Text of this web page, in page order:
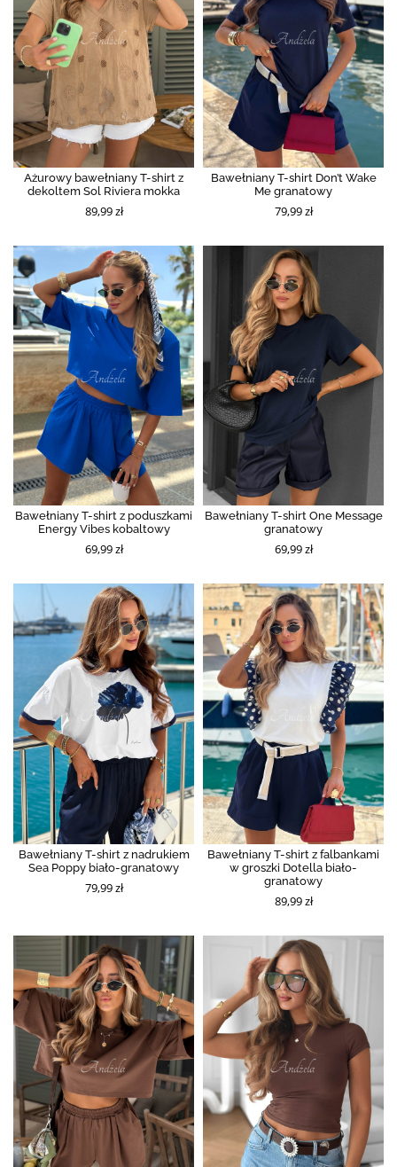
Ażurowy bawełniany T-shirt z
dekoltem Sol Riviera mokka
89,99 zł
Bawełniany T-shirt Don’t Wake
Me granatowy
79,99 zł
Bawełniany T-shirt z poduszkami
Energy Vibes kobaltowy
69,99 zł
Bawełniany T-shirt One Message
granatowy
69,99 zł
Bawełniany T-shirt z nadrukiem
Sea Poppy biało-granatowy
79,99 zł
Bawełniany T-shirt z falbankami
w groszki Dotella biało-
granatowy
89,99 zł